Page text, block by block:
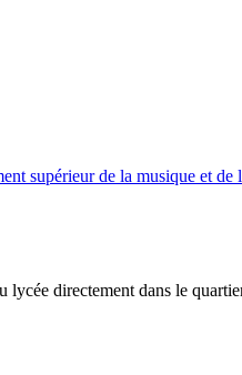
supérieur de la musique et
lycée directement dans le